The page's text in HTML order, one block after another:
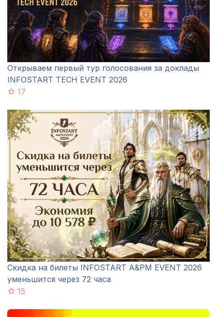
Открываем первый тур голосования за доклады
INFOSTART TECH EVENT 2026
17
Скидка на билеты INFOSTART A&PM EVENT 2026
уменьшится через 72 часа
15